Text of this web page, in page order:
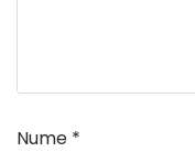
Nume *